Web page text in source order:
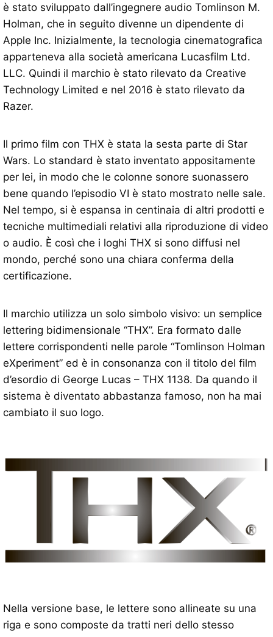
è stato sviluppato dall’ingegnere audio Tomlinson M.
Holman, che in seguito divenne un dipendente di
Apple Inc. Inizialmente, la tecnologia cinematografica
apparteneva alla società americana Lucasfilm Ltd.
LLC. Quindi il marchio è stato rilevato da Creative
Technology Limited e nel 2016 è stato rilevato da
Razer.
Il primo film con THX è stata la sesta parte di Star
Wars. Lo standard è stato inventato appositamente
per lei, in modo che le colonne sonore suonassero
bene quando l’episodio VI è stato mostrato nelle sale.
Nel tempo, si è espansa in centinaia di altri prodotti e
tecniche multimediali relativi alla riproduzione di video
o audio. È così che i loghi THX si sono diffusi nel
mondo, perché sono una chiara conferma della
certificazione.
Il marchio utilizza un solo simbolo visivo: un semplice
lettering bidimensionale “THX”. Era formato dalle
lettere corrispondenti nelle parole “Tomlinson Holman
eXperiment” ed è in consonanza con il titolo del film
d’esordio di George Lucas – THX 1138. Da quando il
sistema è diventato abbastanza famoso, non ha mai
cambiato il suo logo.
Nella versione base, le lettere sono allineate su una
riga e sono composte da tratti neri dello stesso